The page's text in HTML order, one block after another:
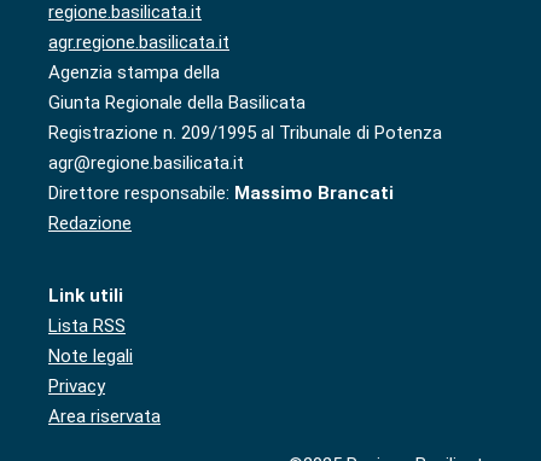
regione.basilicata.it
agr.regione.basilicata.it
Agenzia stampa della
Giunta Regionale della Basilicata
Registrazione n. 209/1995 al Tribunale di Potenza
agr@regione.basilicata.it
Direttore responsabile: Massimo Brancati
Redazione
Link utili
Lista RSS
Note legali
Privacy
Area riservata